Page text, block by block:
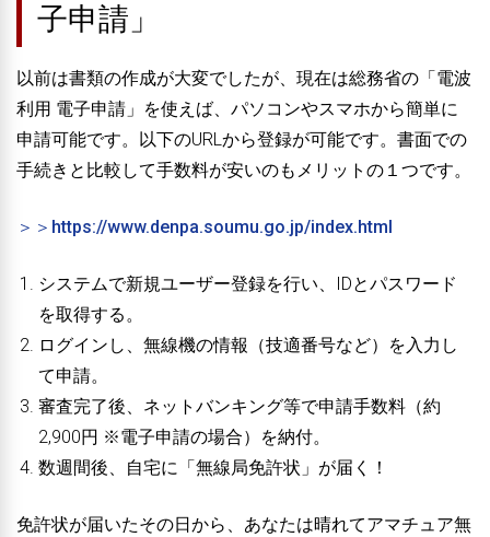
子申請」
以前は書類の作成が大変でしたが、現在は総務省の「電波
利用 電子申請」を使えば、パソコンやスマホから簡単に
申請可能です。以下のURLから登録が可能です。書面での
手続きと比較して手数料が安いのもメリットの１つです。
＞＞https://www.denpa.soumu.go.jp/index.html
システムで新規ユーザー登録を行い、IDとパスワード
を取得する。
ログインし、無線機の情報（技適番号など）を入力し
て申請。
審査完了後、ネットバンキング等で申請手数料（約
2,900円 ※電子申請の場合）を納付。
数週間後、自宅に「無線局免許状」が届く！
免許状が届いたその日から、あなたは晴れてアマチュア無